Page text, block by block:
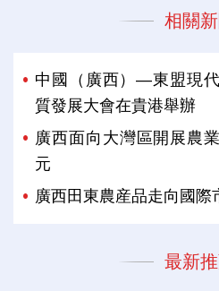
相關
中國（廣西）—東盟現
質發展大會在貴港舉辦
廣西面向大灣區開展農
元
廣西田東農産品走向國際
最新